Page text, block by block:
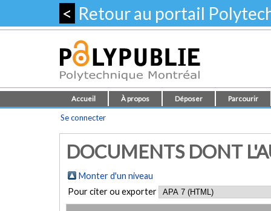
< Retour au portail
Accueil À propos Déposer Parcourir
Se connecter
DOCUMENTS DONT
Monter d'un niveau
Pour citer ou exporter